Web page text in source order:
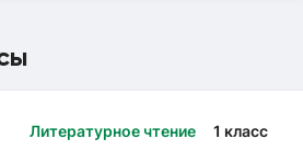
Литературное чтение 1 класс